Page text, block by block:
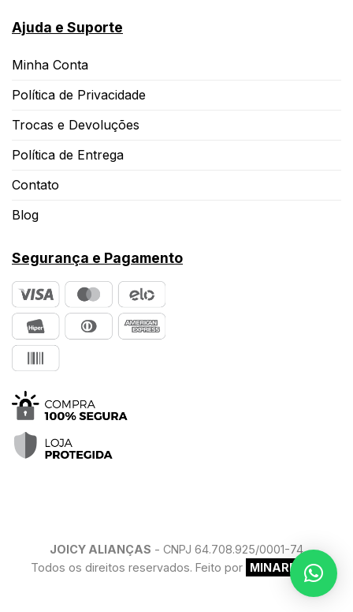
Ajuda e Suporte
Minha Conta
Política de Privacidade
Trocas e Devoluções
Política de Entrega
Contato
Blog
Segurança e Pagamento
JOICY ALIANÇAS - CNPJ 64.708.925/0001-74
Todos os direitos reservados. Feito por MINARELLO